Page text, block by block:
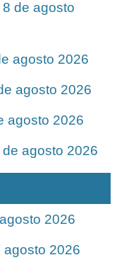
de agosto
agosto 2026
agosto 2026
agosto 2026
agosto 2026
2026
agosto 2026